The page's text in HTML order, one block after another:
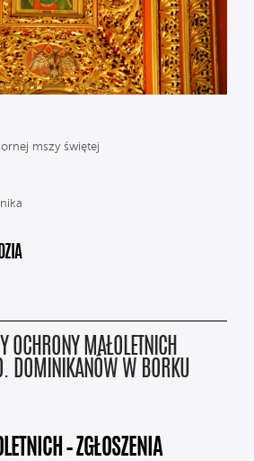
mszy świętej
OCHRONY MAŁOLETNICH
DOMINIKANÓW W BORKU
– ZGŁOSZENIA